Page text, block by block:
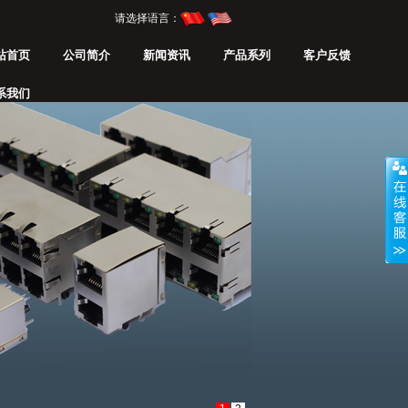
首页 公司简介 新闻资讯 产品系列 客户反馈
我们
请选择语言：